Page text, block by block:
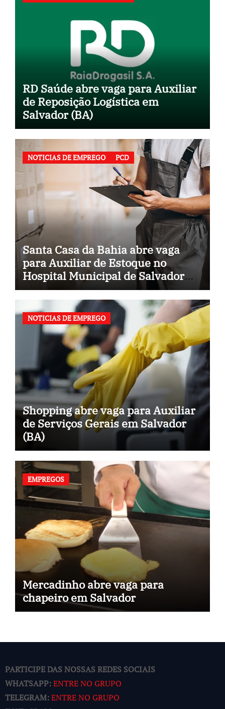
RD Saúde abre vaga para Auxiliar
de Reposição Logística em
Salvador (BA)
NOTICIAS DE EMPREGO PCD
Santa Casa da Bahia abre vaga
para Auxiliar de Estoque no
Hospital Municipal de Salvador
(BA)
NOTICIAS DE EMPREGO
Shopping abre vaga para Auxiliar
de Serviços Gerais em Salvador
(BA)
EMPREGOS
Mercadinho abre vaga para
chapeiro em Salvador
PARTICIPE DAS NOSSAS REDES SOCIAIS
WHATSAPP:ENTRE NO GRUPO
TELEGRAM:ENTRE NO GRUPO